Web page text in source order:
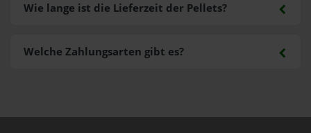
Welche Zahlungsarten gibt es?
Wie lange ist die Lieferzeit der Pellets?